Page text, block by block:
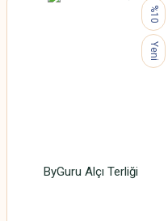
%10
Yeni
ByGuru Alçı Terliği